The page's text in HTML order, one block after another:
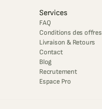
Services
FAQ
Conditions des offres
Livraison & Retours
Contact
Blog
Recrutement
Espace Pro